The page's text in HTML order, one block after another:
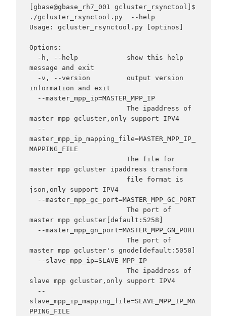
[gbase@gbase_rh7_001 gcluster_rsynctool]$
./gcluster_rsynctool.py  --help
Usage: gcluster_rsynctool.py [optinos]
Options:
message and exit
information and exit
master mpp gcluster,only support IPV4
master_mpp_ip_mapping_file=MASTER_MPP_IP_
MAPPING_FILE
master mpp gcluster ipaddress transform
json,only support IPV4
master mpp gcluster[default:5258]
master mpp gcluster's gnode[default:5050]
slave mpp gcluster,only support IPV4
slave_mpp_ip_mapping_file=SLAVE_MPP_IP_MA
PPING_FILE